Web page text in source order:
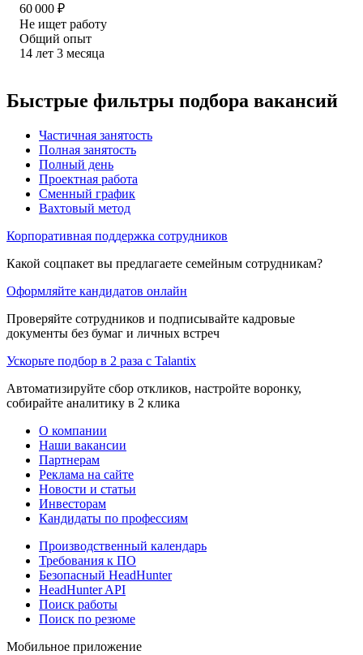
60 000 ₽
Не ищет работу
Общий опыт
14 лет 3 месяца
Быстрые фильтры подбора вакансий
Частичная занятость
Полная занятость
Полный день
Проектная работа
Сменный график
Вахтовый метод
Корпоративная поддержка сотрудников
Какой соцпакет вы предлагаете семейным сотрудникам?
Оформляйте кандидатов онлайн
Проверяйте сотрудников и подписывайте кадровые
документы без бумаг и личных встреч
Ускорьте подбор в 2 раза с Talantix
Автоматизируйте сбор откликов, настройте воронку,
собирайте аналитику в 2 клика
О компании
Наши вакансии
Партнерам
Реклама на сайте
Новости и статьи
Инвесторам
Кандидаты по профессиям
Производственный календарь
Требования к ПО
Безопасный HeadHunter
HeadHunter API
Поиск работы
Поиск по резюме
Мобильное приложение